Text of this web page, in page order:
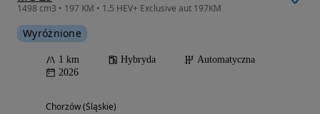
1498 cm3 • 197 KM • 1.5 HEV+ Exclusive aut 197KM
Wyróżnione
1 km Hybryda
Automatyczna
2026
Chorzów (Śląskie)